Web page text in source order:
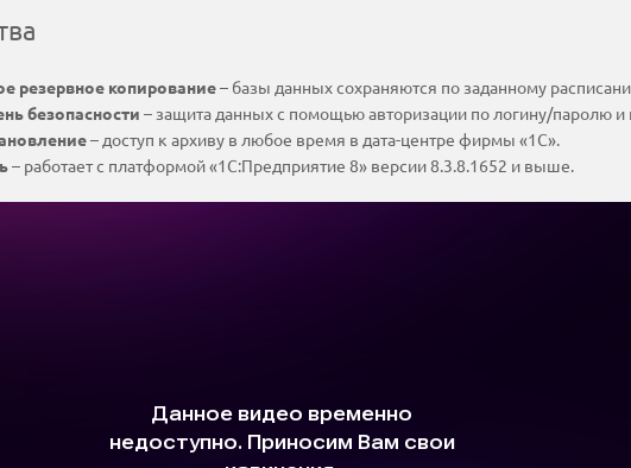
резервное копирование– базы данных сохраняются по заданному
безопасности – защита данных с помощью авторизации по логину/паролю
– доступ к архиву в любое время в дата-центре фирмы «1С».
– работает с платформой «1С:Предприятие 8» версии 8.3.8.1652 и выше.